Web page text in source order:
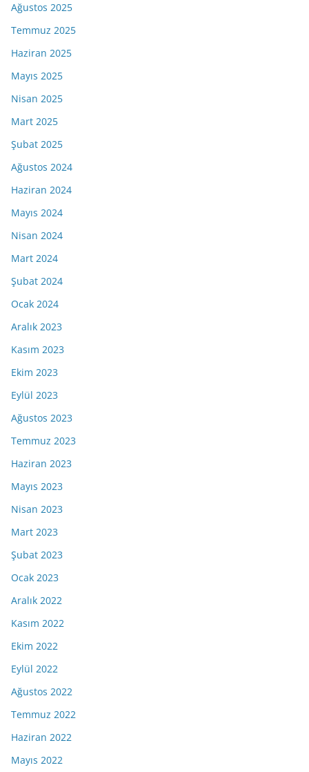
Ağustos 2025
Temmuz 2025
Haziran 2025
Mayıs 2025
Nisan 2025
Mart 2025
Şubat 2025
Ağustos 2024
Haziran 2024
Mayıs 2024
Nisan 2024
Mart 2024
Şubat 2024
Ocak 2024
Aralık 2023
Kasım 2023
Ekim 2023
Eylül 2023
Ağustos 2023
Temmuz 2023
Haziran 2023
Mayıs 2023
Nisan 2023
Mart 2023
Şubat 2023
Ocak 2023
Aralık 2022
Kasım 2022
Ekim 2022
Eylül 2022
Ağustos 2022
Temmuz 2022
Haziran 2022
Mayıs 2022